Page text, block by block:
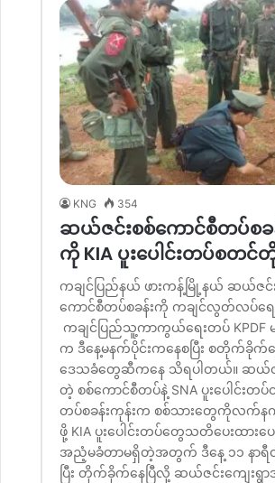
KNG 354
ဆယ်ဇင်းစစ်ကောင်စီတပ်စခ
ကို KIA ပူးပေါင်းတပ်စတ
ကချင်ပြည်နယ် ဖားကန့်မြို့နယ် ဆယ်ဇင်း
ကောင်စီတပ်စခန်းကို ကချင်လွတ်လပ်ရေ
ကချင်ပြည်သူ့ကာကွယ်ရေးတပ် KPDF
က ဒီနေ့မနက်ပိုင်းကနေစပြီး စတိုက်ခိုက်န
ဒေသခံတွေဆီကနေ သိရပါတယ်။ ဆယ်ဇင်
တဲ့ စစ်ကောင်စီတပ်နဲ့ SNA ပူးပေါင်း
တပ်စခန်းကုန်းက စစ်သားတွေကိုလက်န
ဖို့ KIA ပူးပေါင်းတပ်တွေသတိပေးထား
အညံ့မခံတာမရှိတဲ့အတွက် ဒီနေ့ ၁၁ နာရီ
ပြီး တိုက်ခိုက်နေပြီလို့ ဆယ်ဇင်းကျေး